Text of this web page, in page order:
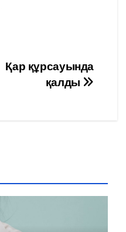
Қар құрсауында
қалды